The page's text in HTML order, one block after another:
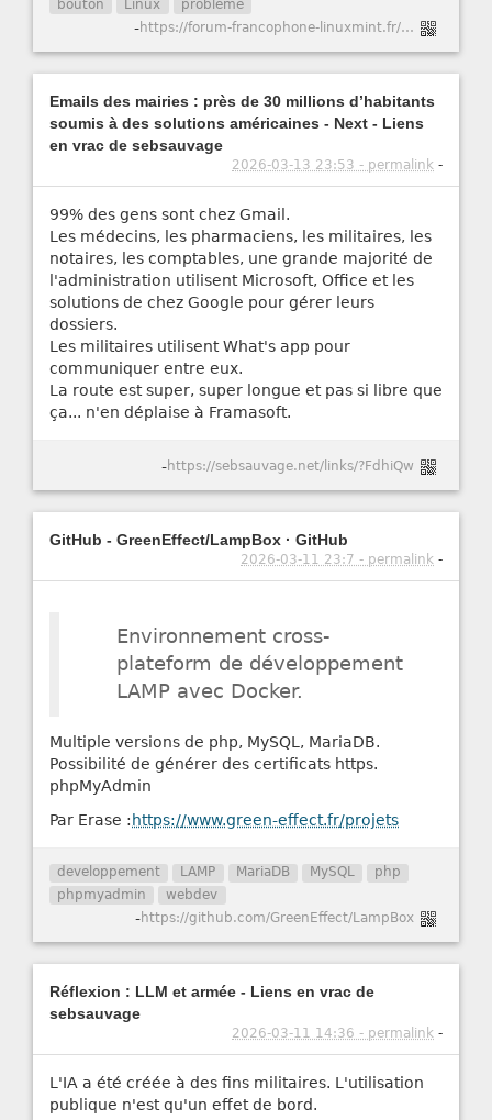
bouton Linux problème
- https://forum-francophone-linuxmint.fr/viewtopic.php?t=21751
Emails des mairies : près de 30 millions d’habitants
soumis à des solutions américaines - Next - Liens
en vrac de sebsauvage
2026-03-13 23:53 - permalink -
99% des gens sont chez Gmail.
Les médecins, les pharmaciens, les militaires, les
notaires, les comptables, une grande majorité de
l'administration utilisent Microsoft, Office et les
solutions de chez Google pour gérer leurs
dossiers.
Les militaires utilisent What's app pour
communiquer entre eux.
La route est super, super longue et pas si libre que
ça... n'en déplaise à Framasoft.
-https://sebsauvage.net/links/?FdhiQw
GitHub - GreenEffect/LampBox · GitHub
2026-03-11 23:7 - permalink -
Environnement cross-
plateform de développement
LAMP avec Docker.
Multiple versions de php, MySQL, MariaDB.
Possibilité de générer des certificats https.
phpMyAdmin
Par Erase : https://www.green-effect.fr/projets
developpement LAMP MariaDB MySQL
php
phpmyadmin
webdev
-https://github.com/GreenEffect/LampBox
Réflexion : LLM et armée - Liens en vrac de
sebsauvage
2026-03-11 14:36 - permalink -
L'IA a été créée à des fins militaires. L'utilisation
publique n'est qu'un effet de bord.